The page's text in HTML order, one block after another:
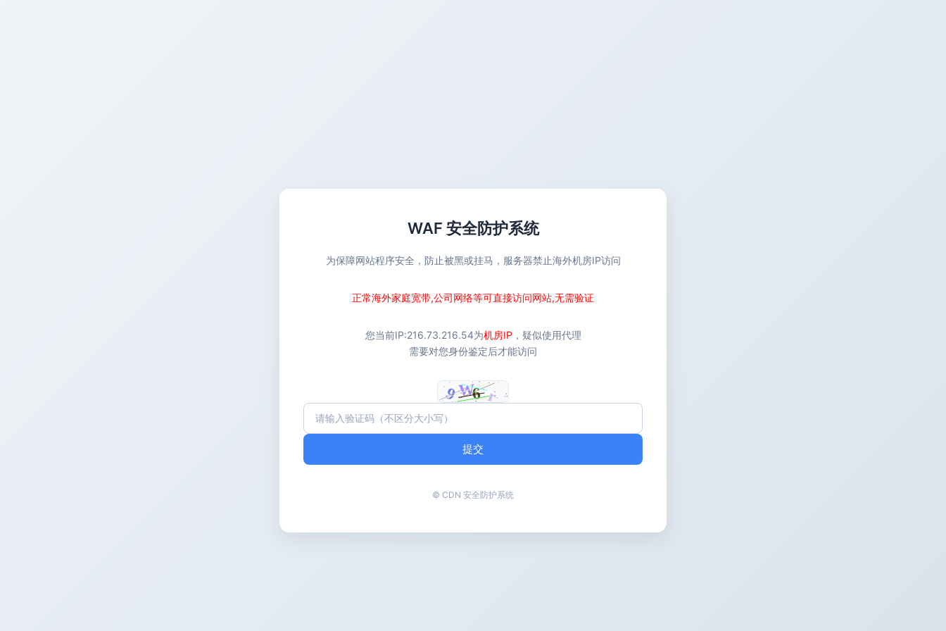
WAF 安全防护系统
为保障网站程序安全，防止被黑或挂马，服务器禁止海外机房IP访问
正常海外家庭宽带,公司网络等可直接访问网站,无需验证
您当前IP:216.73.216.54为机房IP ，疑似使用代理
需要对您身份鉴定后才能访问
提交
© CDN 安全防护系统